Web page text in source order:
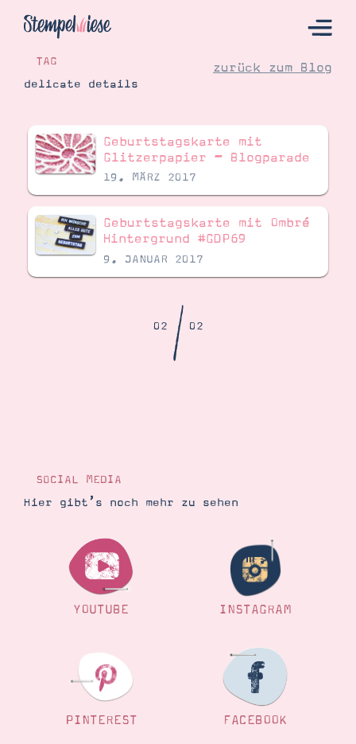
Hier Starten
Katalog
Bestellen
Tipps & Tricks
Ordnungstipps
TAG
delicate details
zurück zum Blog
Geburtstagskarte mit
Glitzerpapier – Blogparade
19. MÄRZ 2017
Geburtstagskarte mit Ombré
Hintergrund #GDP69
9. JANUAR 2017
02/02
SOCIAL MEDIA
Hier gibt’s noch mehr zu sehen
YOUTUBE INSTAGRAM
PINTEREST FACEBOOK